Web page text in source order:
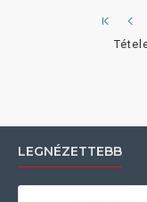
LEGNÉZETTEBB